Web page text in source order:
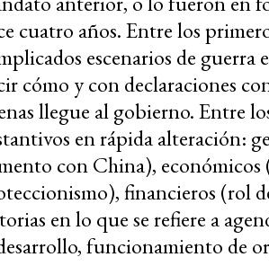
cuatro años. Entre los
escenarios de
cómo y con declaraciones
llegue al gobierno. Entre
en rápida alteración:
con China),
financieros (rol
en lo que se refiere a
funcionamiento de